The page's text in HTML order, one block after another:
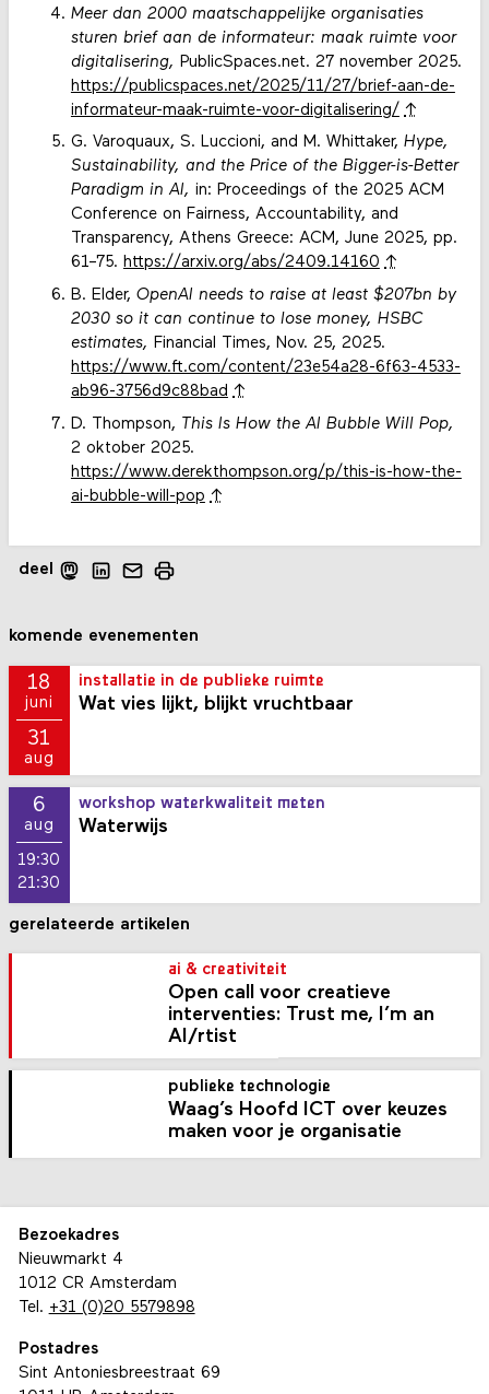
Meer dan 2000 maatschappelijke organisaties
sturen brief aan de informateur: maak ruimte voor
digitalisering, PublicSpaces.net. 27 november 2025.
https://publicspaces.net/2025/11/27/brief-aan-de-
informateur-maak-ruimte-voor-digitalisering/ ↑
G. Varoquaux, S. Luccioni, and M. Whittaker, Hype,
Sustainability, and the Price of the Bigger-is-Better
Paradigm in AI, in: Proceedings of the 2025 ACM
Conference on Fairness, Accountability, and
Transparency, Athens Greece: ACM, June 2025, pp.
61–75. https://arxiv.org/abs/2409.14160 ↑
B. Elder, OpenAI needs to raise at least $207bn by
2030 so it can continue to lose money, HSBC
estimates, Financial Times, Nov. 25, 2025.
https://www.ft.com/content/23e54a28-6f63-4533-
ab96-3756d9c88bad ↑
D. Thompson, This Is How the AI Bubble Will Pop,
2 oktober 2025.
https://www.derekthompson.org/p/this-is-how-the-
ai-bubble-will-pop ↑
deel
komende evenementen
18
juni
31
aug
installatie in de publieke ruimte
Wat vies lijkt, blijkt vruchtbaar
6
aug
19:30
21:30
workshop waterkwaliteit meten
Waterwijs
gerelateerde artikelen
ai & creativiteit
Open call voor creatieve
interventies: Trust me, I’m an
AI/rtist
publieke technologie
Waag’s Hoofd ICT over keuzes
maken voor je organisatie
Bezoekadres
Nieuwmarkt 4
1012 CR Amsterdam
Tel. +31 (0)20 5579898
Postadres
Sint Antoniesbreestraat 69